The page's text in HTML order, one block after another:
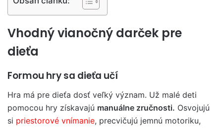
Vhodný vianočný darček pre
dieťa
Formou hry sa dieťa učí
Hra má pre dieťa dosť veľký význam. Už malé deti
pomocou hry získavajú manuálne zručnosti. Osvojujú
si priestorové vnímanie, precvičujú jemnú motoriku,